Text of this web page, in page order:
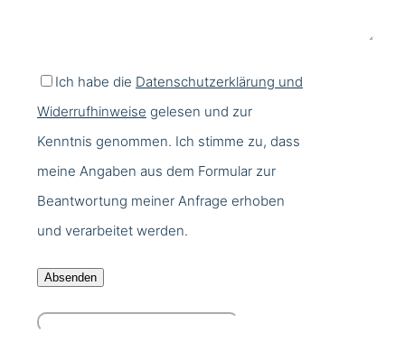
Ich habe die Datenschutzerklärung und
Widerrufhinweise gelesen und zur
Kenntnis genommen. Ich stimme zu, dass
meine Angaben aus dem Formular zur
Beantwortung meiner Anfrage erhoben
und verarbeitet werden.